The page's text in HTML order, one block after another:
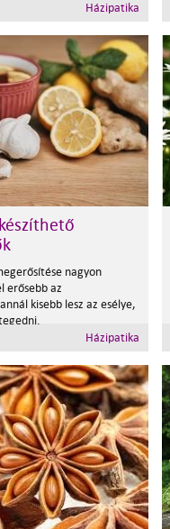
Házipatika
nagyon
erősebb az
kisebb lesz az esélye,
Házipatika